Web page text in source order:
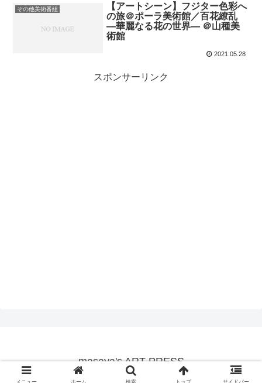
その他美術番組
【アートシーン】フジター色彩へ
の旅＠ポーラ美術館／百花繚乱
―華麗なる花の世界― ＠山種美
術館
2021.05.28
スポンサーリンク
masaya's ART PRESS
© 2020 masaya's ART PRESS.
メニュー ホーム 検索 トップ サイドバー